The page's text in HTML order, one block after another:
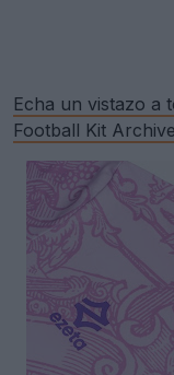
Echa un vistazo a
Football Kit Archive